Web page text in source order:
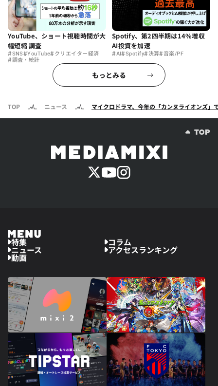
YouTube、ショート視聴時間が大
幅短縮 調査
#SNS#YouTube#クリエイター経済
#調査・統計
Spotify、第2四半期は14%増収
AI投資を加速
#AI#Spotify#決算#音楽/PF
もっとみる
TOP ニュース マイクロドラマ、今年の「カンヌライオンズ」
特集 コラム
ニュース アクセスランキング
動画